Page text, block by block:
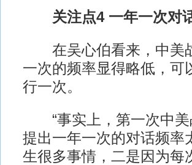
关注点4 一年一次对
在吴心伯看来，中美
一次的频率显得略低，可
行一次。
“事实上，第一次中美
提出一年一次的对话频率
生很多事情，二是因为每